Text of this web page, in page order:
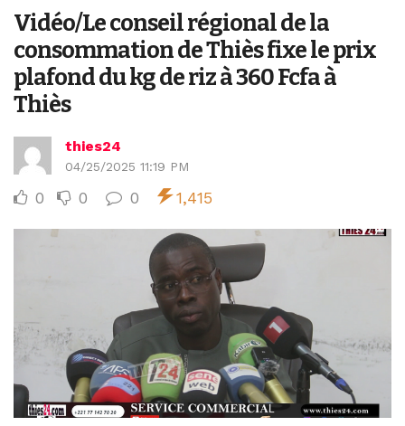
Vidéo/Le conseil régional de la
consommation de Thiès fixe le prix
plafond du kg de riz à 360 Fcfa à
Thiès
thies24
04/25/2025 11:19 PM
0 0 0 1,415